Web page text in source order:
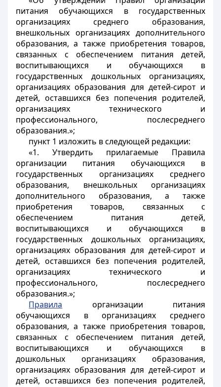
питания обучающихся в государственных
организациях среднего образования,
внешкольных организациях дополнительного
образования, а также приобретения товаров,
связанных с обеспечением питания детей,
воспитывающихся и обучающихся в
государственных дошкольных организациях,
организациях образования для детей-сирот и
детей, оставшихся без попечения родителей,
организациях технического и
профессионального, послесреднего
образования.»;
пункт 1 изложить в следующей редакции:
«1. Утвердить прилагаемые Правила
организации питания обучающихся в
государственных организациях среднего
образования, внешкольных организациях
дополнительного образования, а также
приобретения товаров, связанных с
обеспечением питания детей,
воспитывающихся и обучающихся в
государственных дошкольных организациях,
организациях образования для детей-сирот и
детей, оставшихся без попечения родителей,
организациях технического и
профессионального, послесреднего
образования.»;
Правила организации питания
обучающихся в организациях среднего
образования, а также приобретения товаров,
связанных с обеспечением питания детей,
воспитывающихся и обучающихся в
дошкольных организациях образования,
организациях образования для детей-сирот и
детей, оставшихся без попечения родителей,